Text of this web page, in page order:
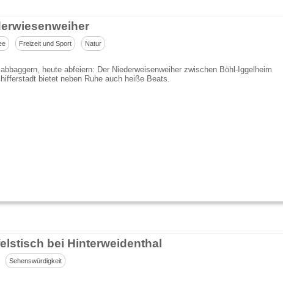
Freizeit und Sport Natur
abbaggern, heute abfeiern: Der Niederweisenweiher zwischen Böhl-Iggelheim
bietet neben Ruhe auch heiße Beats.
bei Hinterweidenthal
Sehenswürdigkeit